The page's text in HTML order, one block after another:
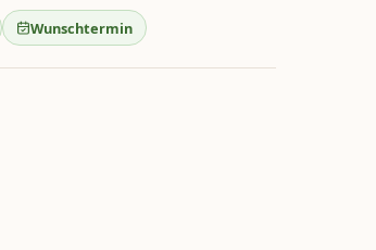
Wunschtermin